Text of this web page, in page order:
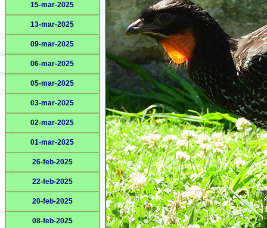
15-mar-2025
13-mar-2025
09-mar-2025
06-mar-2025
05-mar-2025
03-mar-2025
02-mar-2025
01-mar-2025
26-feb-2025
22-feb-2025
20-feb-2025
08-feb-2025